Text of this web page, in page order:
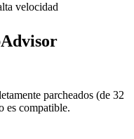
velocidad
parcheados (de 32
es compatible.